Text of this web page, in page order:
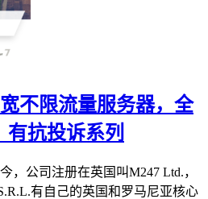
不限流量服务器，全
有抗投诉系列
，公司注册在英国叫M247 Ltd.，
有自己的英国和罗马尼亚核心